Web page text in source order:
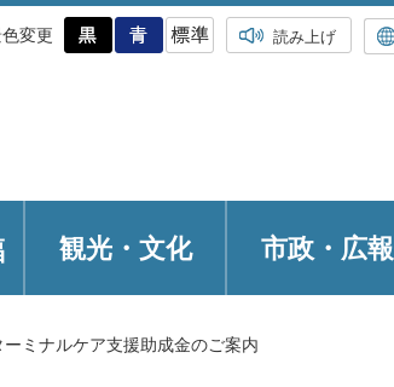
変更 読み上げ
観光・ 文化 市政・広報
ミナルケア支援助成金のご案内